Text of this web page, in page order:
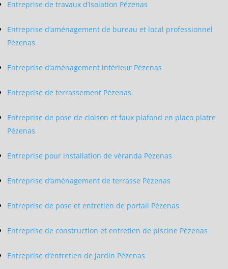
Entreprise de travaux d’isolation Pézenas
Entreprise d’aménagement de bureau et local professionnel
Pézenas
Entreprise d’aménagement intérieur Pézenas
Entreprise de terrassement Pézenas
Entreprise de pose de cloison et faux plafond en placo platre
Pézenas
Entreprise pour installation de véranda Pézenas
Entreprise d’aménagement de terrasse Pézenas
Entreprise de pose et entretien de portail Pézenas
Entreprise de construction et entretien de piscine Pézenas
Entreprise d’entretien de jardin Pézenas